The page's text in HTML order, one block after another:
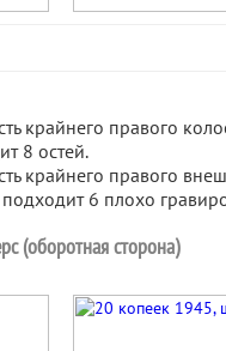
крайнего правого
8 остей.
крайнего правого
6 плохо
(оборотная сторона)